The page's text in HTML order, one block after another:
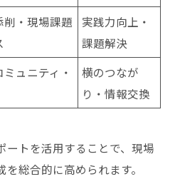
・現場課題
実践力向上・
課題解決
ュニティ・
横のつなが
り・情報交換
ートを活用することで、現場
総合的に高められます。